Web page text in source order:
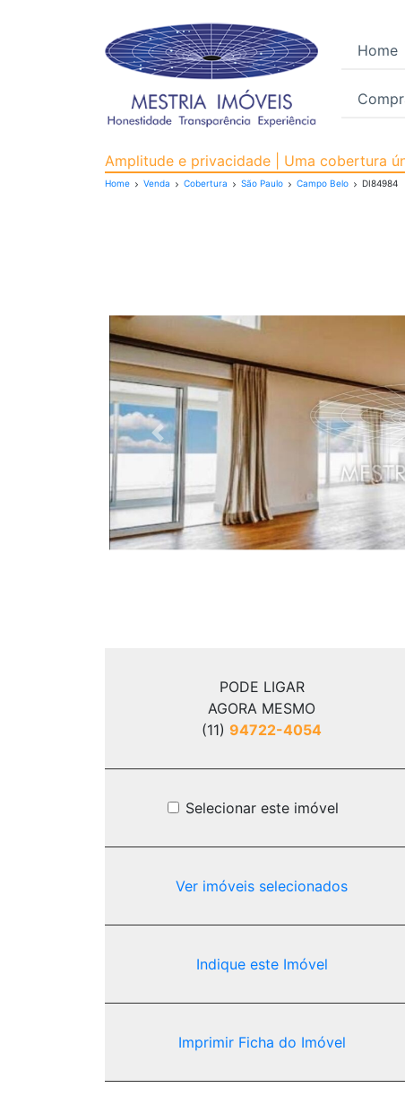
Home
Cobertura para Venda,
Amplitude e privacidade | Uma cobertura
Home Venda Cobertura São Paulo Campo Belo DI84984
Previous
PODE LIGAR
AGORA MESMO
(11) 94722-4054
Selecionar este imóvel
Ver imóveis selecionados
Indique este Imóvel
Imprimir Ficha do Imóvel